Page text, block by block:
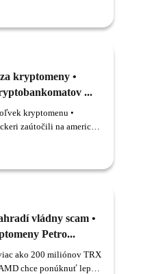
kryptomeny •
...
kryptomenu •
zaútočili na americký
takmer sedem
• Obyvatelia
Venezuelský
sa národnej
vládny scam •
Petro...
ako 200 miliónov TRX
chce ponúknuť lepšie